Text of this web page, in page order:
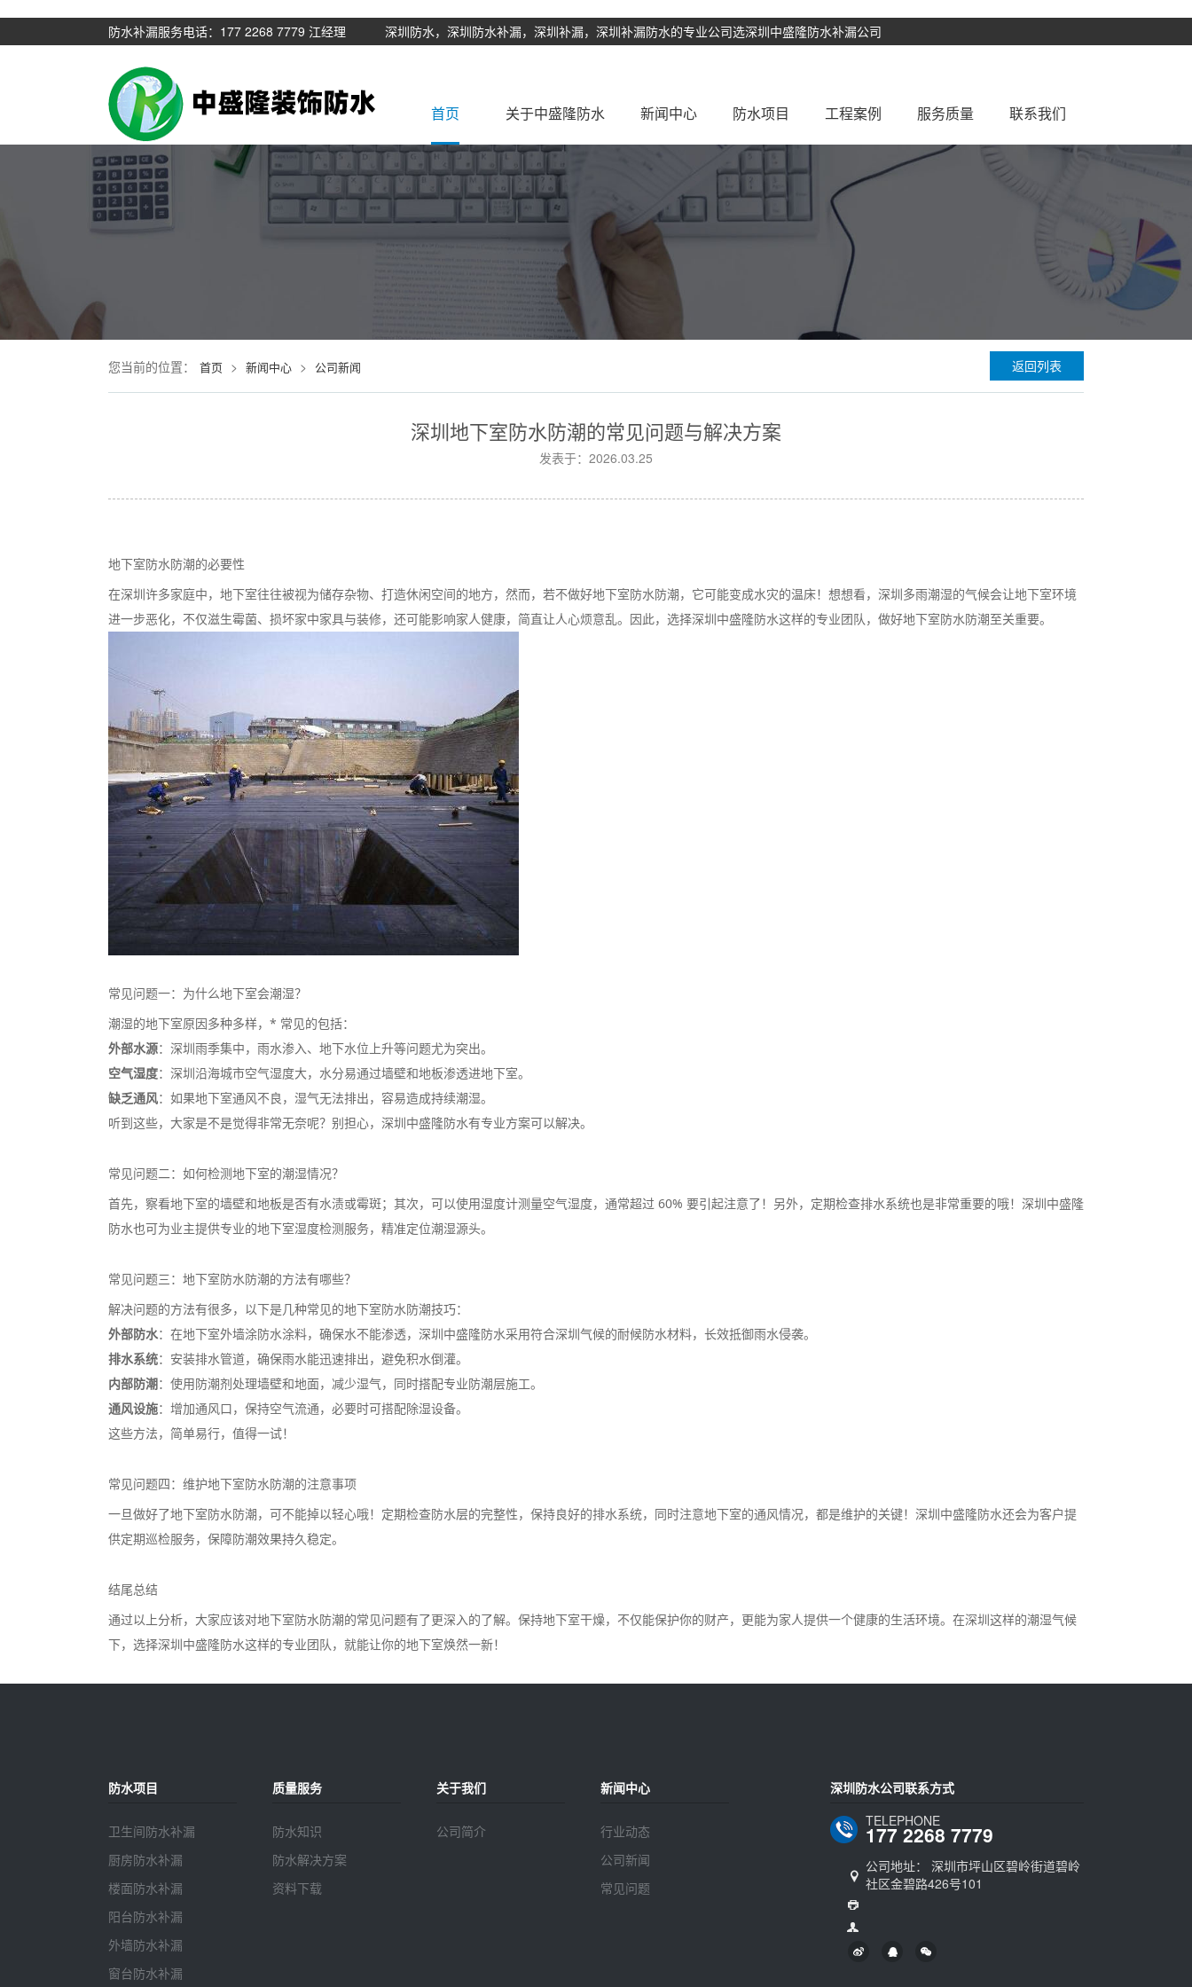
防水补漏服务电话：177 2268 7779 江经理 深圳防水，深圳防水补漏，深圳补漏，深圳补漏防水的专业公司选深圳中盛隆防水补漏公司
首页 关于中盛隆防水
公司简介
新闻中心
行业动态
防水项目
卫生间防水补漏 厨房防水补漏 楼面防水补漏 阳台防水补漏
外墙防水补漏 窗台防水补漏 彩钢瓦防水翻新
厂房防水补漏
工程案例
防水补漏案例
服务质量
防水知识 防水解决方案
联系我们
返回列表
您当前的位置： 首页 > 新闻中心 > 公司新闻
深圳地下室防水防潮的常见问题与解决方案
发表于：2026.03.25
地下室防水防潮的必要性
在深圳许多家庭中，地下室往往被视为储存杂物、打造休闲空间的地方，然而，若不做好地下室防水防潮，它可能变成水灾的温床！想想看，深圳多雨潮湿的气候会让地下室环境
进一步恶化，不仅滋生霉菌、损坏家中家具与装修，还可能影响家人健康，简直让人心烦意乱。因此，选择深圳中盛隆防水这样的专业团队，做好地下室防水防潮至关重要。
常见问题一：为什么地下室会潮湿？
潮湿的地下室原因多种多样，* 常见的包括：
外部水源：深圳雨季集中，雨水渗入、地下水位上升等问题尤为突出。
空气湿度：深圳沿海城市空气湿度大，水分易通过墙壁和地板渗透进地下室。
缺乏通风：如果地下室通风不良，湿气无法排出，容易造成持续潮湿。
听到这些，大家是不是觉得非常无奈呢？别担心，深圳中盛隆防水有专业方案可以解决。
常见问题二：如何检测地下室的潮湿情况？
首先，察看地下室的墙壁和地板是否有水渍或霉斑；其次，可以使用湿度计测量空气湿度，通常超过 60% 要引起注意了！另外，定期检查排水系统也是非常重要的哦！深圳中盛隆
防水也可为业主提供专业的地下室湿度检测服务，精准定位潮湿源头。
常见问题三：地下室防水防潮的方法有哪些？
解决问题的方法有很多，以下是几种常见的地下室防水防潮技巧：
外部防水：在地下室外墙涂防水涂料，确保水不能渗透，深圳中盛隆防水采用符合深圳气候的耐候防水材料，长效抵御雨水侵袭。
排水系统：安装排水管道，确保雨水能迅速排出，避免积水倒灌。
内部防潮：使用防潮剂处理墙壁和地面，减少湿气，同时搭配专业防潮层施工。
通风设施：增加通风口，保持空气流通，必要时可搭配除湿设备。
这些方法，简单易行，值得一试！
常见问题四：维护地下室防水防潮的注意事项
一旦做好了地下室防水防潮，可不能掉以轻心哦！定期检查防水层的完整性，保持良好的排水系统，同时注意地下室的通风情况，都是维护的关键！深圳中盛隆防水还会为客户提
供定期巡检服务，保障防潮效果持久稳定。
结尾总结
通过以上分析，大家应该对地下室防水防潮的常见问题有了更深入的了解。保持地下室干燥，不仅能保护你的财产，更能为家人提供一个健康的生活环境。在深圳这样的潮湿气候
下，选择深圳中盛隆防水这样的专业团队，就能让你的地下室焕然一新！
防水项目
卫生间防水补漏
厨房防水补漏
楼面防水补漏
阳台防水补漏
外墙防水补漏
窗台防水补漏
质量服务
防水知识
防水解决方案
资料下载
关于我们
公司简介
新闻中心
行业动态
公司新闻
常见问题
深圳防水公司联系方式
TELEPHONE
177 2268 7779
公司地址： 深圳市坪山区碧岭街道碧岭
社区金碧路426号101